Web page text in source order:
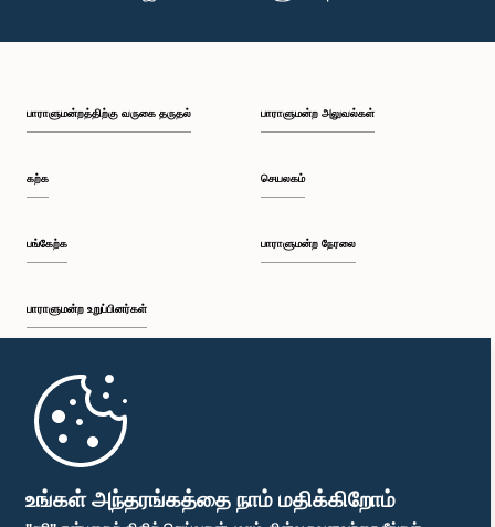
உங்கள் அந்தரங்கத்தை நாம் மதிக்கிறோம்
பாராளுமன்றத்திற்கு வருகை தருதல்
கற்க
பங்கேற்க
பாராளுமன்ற உறுப்பினர்கள்
முதற்பக்கம்
பாராளுமன்ற அலுவல்கள்
செயலகம்
பாராளுமன்ற நேரலை
பாராளுமன்ற கையடக்க செயலி